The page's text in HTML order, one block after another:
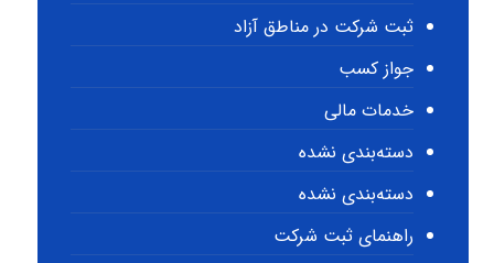
ثبت شرکت در مناطق آزاد
جواز کسب
خدمات مالی
دسته‌بندی نشده
دسته‌بندی نشده
راهنمای ثبت شرکت